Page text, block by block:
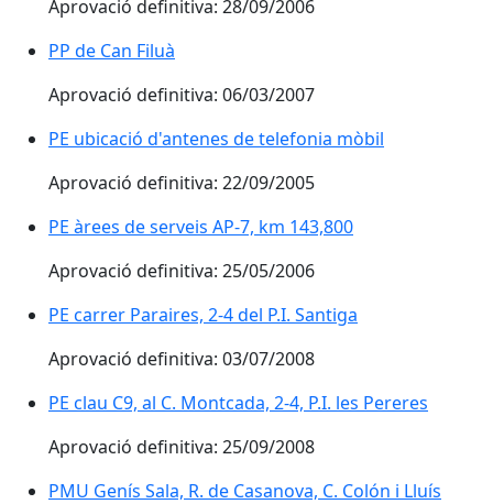
Aprovació definitiva: 28/09/2006
PP de Can Filuà
Aprovació definitiva: 06/03/2007
PE ubicació d'antenes de telefonia mòbil
Aprovació definitiva: 22/09/2005
PE àrees de serveis AP-7, km 143,800
Aprovació definitiva: 25/05/2006
PE carrer Paraires, 2-4 del P.I. Santiga
Aprovació definitiva: 03/07/2008
PE clau C9, al C. Montcada, 2-4, P.I. les Pereres
Aprovació definitiva: 25/09/2008
PMU Genís Sala, R. de Casanova, C. Colón i Lluís